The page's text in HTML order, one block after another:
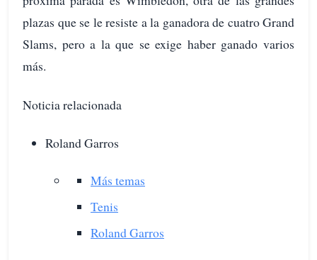
plazas que se le resiste a la ganadora de cuatro Grand
Slams, pero a la que se exige haber ganado varios
más.
Noticia relacionada
Roland Garros
Más temas
Tenis
Roland Garros